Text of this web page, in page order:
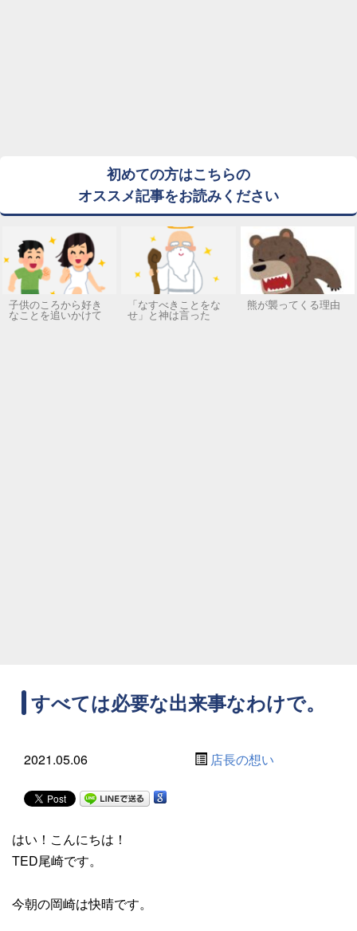
初めての方はこちらの
オススメ記事をお読みください
子供のころから好き
なことを追いかけて
「なすべきことをな
せ」と神は言った
熊が襲ってくる理由
すべては必要な出来事なわけで。
2021.05.06 店長の想い
はい！こんにちは！
TED尾崎です。
今朝の岡崎は快晴です。